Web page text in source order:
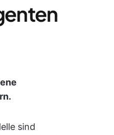
sind